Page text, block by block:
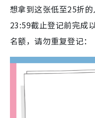
想拿到这张低至25折
23:59截止登记前完成
名额，请勿重复登记：